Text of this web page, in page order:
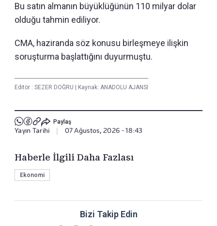
Bu satın almanın büyüklüğünün 110 milyar dolar
olduğu tahmin ediliyor.
CMA, haziranda söz konusu birleşmeye ilişkin
soruşturma başlattığını duyurmuştu.
Editör : SEZER DOĞRU | Kaynak: ANADOLU AJANSI
Paylaş
Yayın Tarihi 07 Ağustos, 2026 - 18:43
Haberle İlgili Daha Fazlası
Ekonomi
Bizi Takip Edin